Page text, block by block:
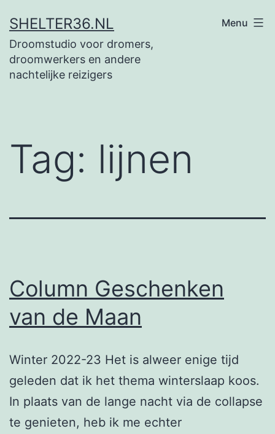
naar
de
inhoud
SHELTER36.NL
Droomstudio voor dromers,
droomwerkers en andere
nachtelijke reizigers
Menu
Tag: lijnen
Column Geschenken
van de Maan
Winter 2022-23 Het is alweer enige tijd
geleden dat ik het thema winterslaap koos.
In plaats van de lange nacht via de collapse
te genieten, heb ik me echter